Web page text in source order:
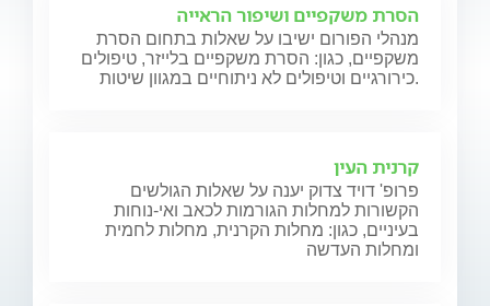
הסרת משקפיים ושיפור הראייה
מנהלי הפורום ישיבו על שאלות בתחום הסרת
משקפיים, כגון: הסרת משקפיים בלייזר, טיפולים
כירורגיים וטיפולים לא ניתוחיים במגוון שיטות.
קרנית העין
פרופ' דויד צדוק יענה על שאלות הגולשים
הקשורות למחלות הגורמות לכאב ואי-נוחות
בעיניים, כגון: מחלות הקרנית, מחלות לחמית
ומחלות העדשה